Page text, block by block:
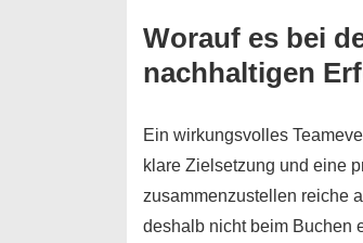
Worauf es bei
nachhaltigen
Ein wirkungsvolles
klare Zielsetzung und eine
zusammenzustellen reiche
deshalb nicht beim Buchen